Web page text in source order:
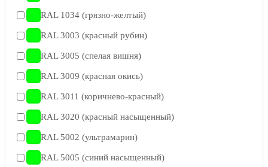
RAL 1034 (грязно-желтый)
RAL 3003 (красный рубин)
RAL 3005 (cпелая вишня)
RAL 3009 (красная окись)
RAL 3011 (коричнево-красный)
RAL 3020 (красный насыщенный)
RAL 5002 (ультрамарин)
RAL 5005 (синий насыщенный)